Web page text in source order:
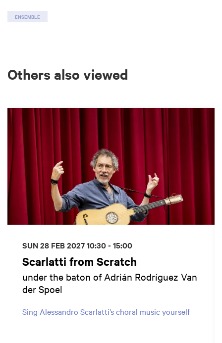
ENSEMBLE
Others also viewed
Scarlatti from Scratch
under the baton of Adrián Rodríguez Van
der Spoel
Sing Alessandro Scarlatti’s choral music yourself
SUN 28 FEB 202710:30 - 15:00